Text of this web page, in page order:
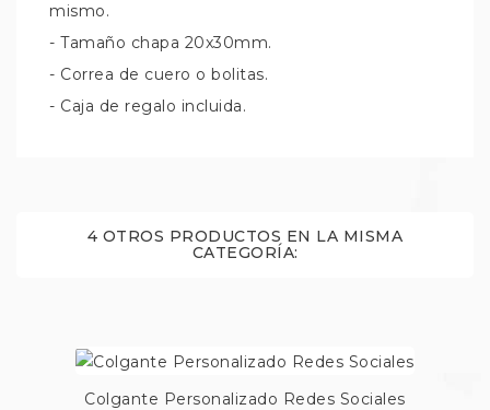
mismo.
- Tamaño chapa 20x30mm.
- Correa de cuero o bolitas.
- Caja de regalo incluida.
4 OTROS PRODUCTOS EN LA MISMA
CATEGORÍA:
Colgante Personalizado Redes Sociales